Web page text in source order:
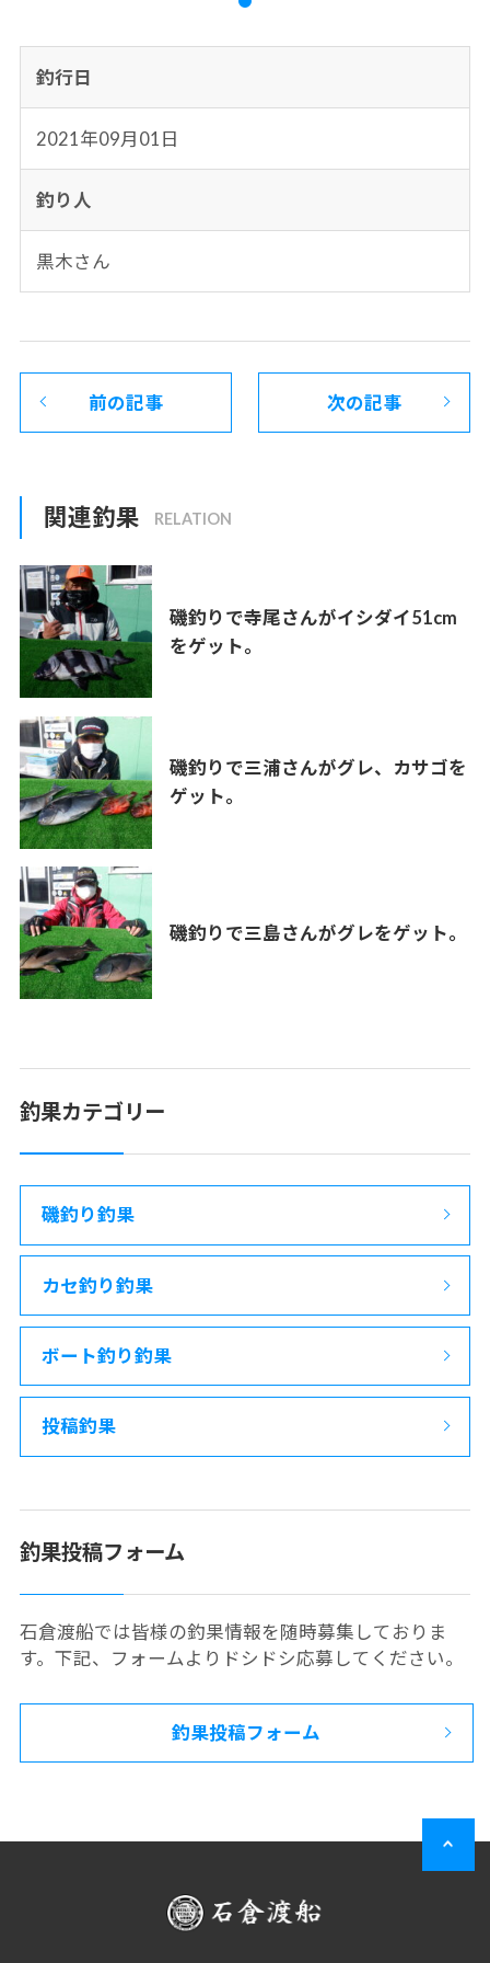
釣行日
2021年09月01日
釣り人
黒木さん
前の記事 次の記事
関連釣果
磯釣りで寺尾さんがイシダイ51cm
をゲット。
磯釣りで三浦さんがグレ、カサゴを
ゲット。
磯釣りで三島さんがグレをゲット。
釣果カテゴリー
磯釣り釣果
カセ釣り釣果
ボート釣り釣果
投稿釣果
釣果投稿フォーム
石倉渡船では皆様の釣果情報を随時募集しておりま
す。下記、フォームよりドシドシ応募してください。
釣果投稿フォーム